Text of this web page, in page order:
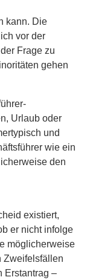
kann. Die
vor der
Frage zu
gehen
Urlaub oder
und
wie ein
den
existiert,
er nicht infolge
möglicherweise
Zweifelsfällen
Erstantrag –